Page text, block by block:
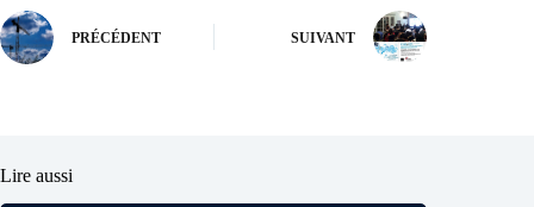
PRÉCÉDENT SUIVANT
Lire aussi